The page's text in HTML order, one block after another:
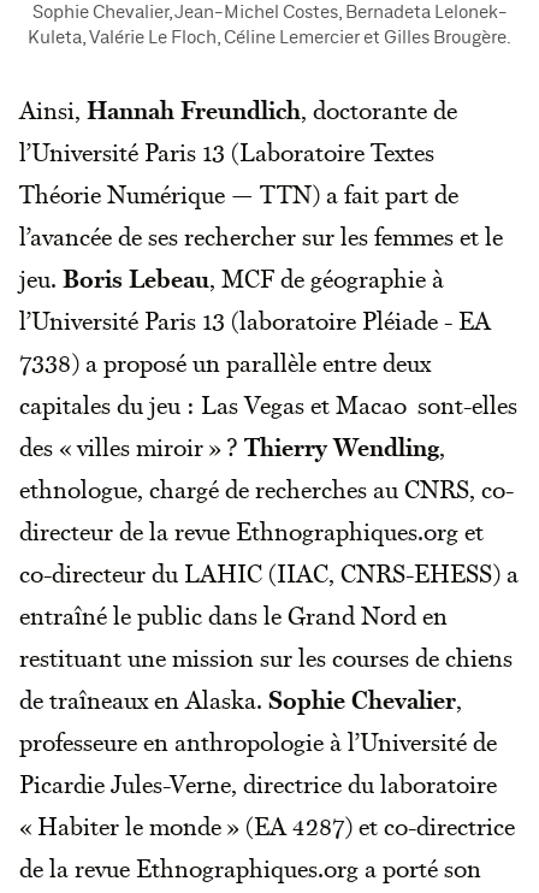
Sophie Chevalier, Jean-Michel Costes, Bernadeta Lelonek-
Kuleta, Valérie Le Floch, Céline Lemercier et Gilles Brougère.
Ainsi, Hannah Freundlich, doctorante de
l’Université Paris 13 (Laboratoire Textes
Théorie Numérique — TTN) a fait part de
l’avancée de ses rechercher sur les femmes et le
jeu. Boris Lebeau, MCF de géographie à
l’Université Paris 13 (laboratoire Pléiade - EA
7338) a proposé un parallèle entre deux
capitales du jeu : Las Vegas et Macao sont-elles
des « villes miroir » ? Thierry Wendling,
ethnologue, chargé de recherches au CNRS, co-
directeur de la revue Ethnographiques.org et
co-directeur du LAHIC (IIAC, CNRS-EHESS) a
entraîné le public dans le Grand Nord en
restituant une mission sur les courses de chiens
de traîneaux en Alaska. Sophie Chevalier,
professeure en anthropologie à l’Université de
Picardie Jules-Verne, directrice du laboratoire
« Habiter le monde » (EA 4287) et co-directrice
de la revue Ethnographiques.org a porté son